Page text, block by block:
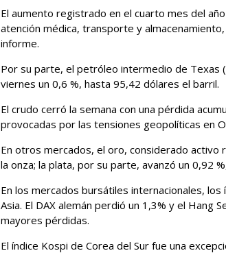
El aumento registrado en el cuarto mes del
atención médica, transporte y
informe.
Por su parte, el petróleo intermedio de Texas
viernes un 0,6 %, hasta 95,42 dólares el barril.
El crudo cerró la semana con una pérdida
provocadas por las tensiones geopolíticas en
En otros mercados, el oro, considerado activo
la onza; la plata, por su parte, avanzó un 0,92
En los mercados bursátiles internacionales,
Asia. El DAX alemán perdió un 1,3% y el Hang
mayores pérdidas.
El índice Kospi de Corea del Sur fue una